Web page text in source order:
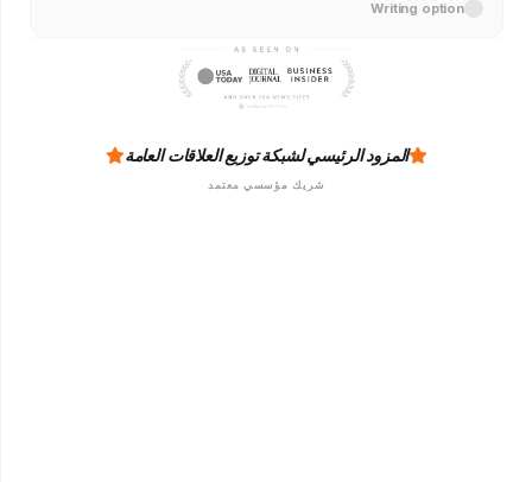
Writing option
المزود الرئيسي لشبكة توزيع العلاقات العامة
شريك مؤسسي معتمد